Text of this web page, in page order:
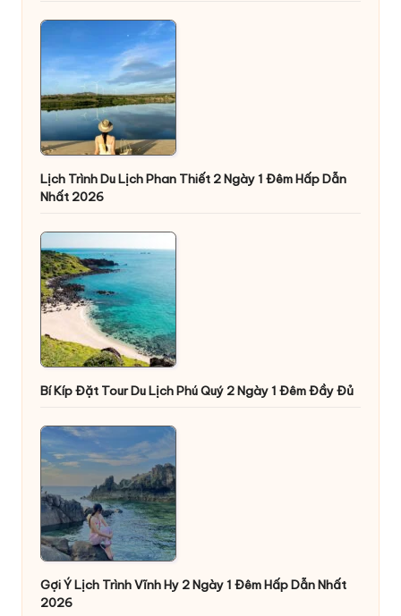
Lịch Trình Du Lịch Phan Thiết 2 Ngày 1 Đêm Hấp Dẫn
Nhất 2026
Bí Kíp Đặt Tour Du Lịch Phú Quý 2 Ngày 1 Đêm Đầy Đủ
Gợi Ý Lịch Trình Vĩnh Hy 2 Ngày 1 Đêm Hấp Dẫn Nhất
2026